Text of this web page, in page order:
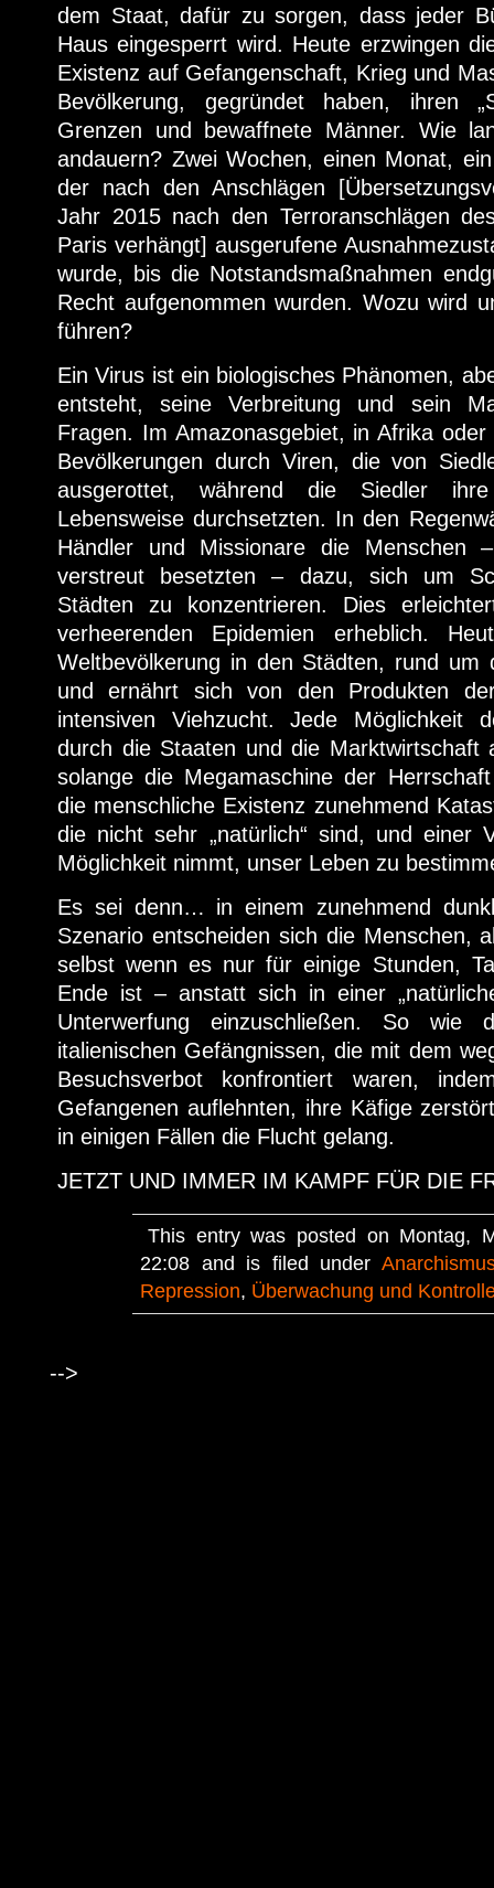
dem Staat, dafür zu sorgen, dass jeder
Haus eingesperrt wird. Heute erzwingen
Existenz auf Gefangenschaft, Krieg und
Bevölkerung, gegründet haben, ihren
Grenzen und bewaffnete Männer. Wie
andauern? Zwei Wochen, einen Monat,
der nach den Anschlägen
Jahr 2015 nach den Terroranschlägen
Paris verhängt] ausgerufene
wurde, bis die Notstandsmaßnahmen
Recht aufgenommen wurden. Wozu wird
führen?
Ein Virus ist ein biologisches Phänomen,
entsteht, seine Verbreitung und sein
Fragen. Im Amazonasgebiet, in Afrika
Bevölkerungen durch Viren, die von
ausgerottet, während die Siedler
Lebensweise durchsetzten. In den
Händler und Missionare die Menschen
verstreut besetzten – dazu, sich um
Städten zu konzentrieren. Dies
verheerenden Epidemien erheblich.
Weltbevölkerung in den Städten, rund um
und ernährt sich von den Produkten
intensiven Viehzucht. Jede Möglichkeit
durch die Staaten und die Marktwirtschaft
solange die Megamaschine der
die menschliche Existenz zunehmend
die nicht sehr „natürlich“ sind, und einer
Möglichkeit nimmt, unser Leben zu
Es sei denn… in einem zunehmend
Szenario entscheiden sich die Menschen,
selbst wenn es nur für einige Stunden,
Ende ist – anstatt sich in einer
Unterwerfung einzuschließen. So wie
italienischen Gefängnissen, die mit dem
Besuchsverbot konfrontiert waren,
Gefangenen auflehnten, ihre Käfige
in einigen Fällen die Flucht gelang.
JETZT UND IMMER IM KAMPF FÜR DIE
This entry was posted on Montag,
22:08 and is filed under
Repression, Überwachung und
-->